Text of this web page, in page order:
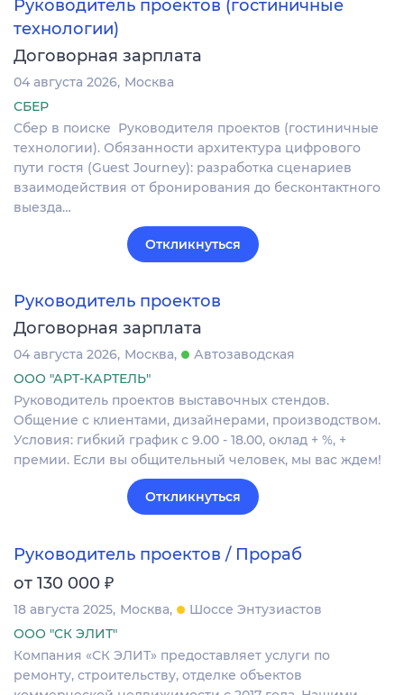
Руководитель проектов (гостиничные
технологии)
Договорная зарплата
04 августа 2026 Москва
СБЕР
Сбер в поиске Руководителя проектов (гостиничные
технологии). Обязанности архитектура цифрового
пути гостя (Guest Journey): разработка сценариев
взаимодействия от бронирования до бесконтактного
выезда…
Откликнуться
Руководитель проектов
Договорная зарплата
04 августа 2026 Москва
Автозаводская
ООО "АРТ-КАРТЕЛЬ"
Руководитель проектов выставочных стендов.
Общение с клиентами, дизайнерами, производством.
Условия: гибкий график с 9.00 - 18.00, оклад + %, +
премии. Если вы общительный человек, мы вас ждем!
Откликнуться
Руководитель проектов / Прораб
от 130 000 ₽
18 августа 2025 Москва
Шоссе Энтузиастов
ООО "СК ЭЛИТ"
Компания «СК ЭЛИТ» предоставляет услуги по
ремонту, строительству, отделке объектов